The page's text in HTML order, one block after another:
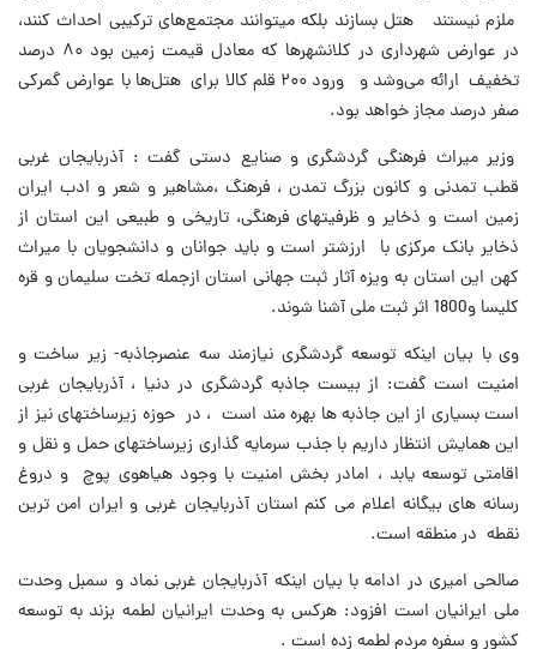
ملزم نیستند هتل بسازند بلکه میتوانند مجتمع‌های ترکیبی احداث کنند،
در عوارض شهرداری در کلانشهر‌ها که معادل قیمت زمین بود ۸۰ درصد
تخفیف ارائه می‌وشد و ورود ۲۰۰ قلم کالا برای هتل‌ها با عوارض گمرکی
صفر درصد مجاز خواهد بود.
وزیر میراث فرهنگی گردشگری و صنایع دستی گفت : آذربایجان غربی
قطب تمدنی و کانون بزرگ تمدن ، فرهنگ ،مشاهیر و شعر و ادب ایران
زمین است و ذخایر و ظرفیتهای فرهنگی، تاریخی و طبیعی این استان از
ذخایر بانک مرکزی با ارزشتر است و باید جوانان و دانشجویان با میراث
کهن این استان به ویزه آثار ثبت جهانی استان ازجمله تخت سلیمان و قره
کلیسا و1800 اثر ثبت ملی آشنا شوند.
وی با بیان اینکه توسعه گردشگری نیازمند سه عنصرجاذبه- زیر ساخت و
امنیت است گفت: از بیست جاذبه گردشگری در دنیا ، آذربایجان غربی
است بسیاری از این جاذبه ها بهره مند است ، در حوزه زیرساختهای نیز از
این همایش انتظار داریم با جذب سرمایه گذاری زیرساختهای حمل و نقل و
اقامتی توسعه یابد ، امادر بخش امنیت با وجود هیاهوی پوچ و دروغ
رسانه های بیگانه اعلام می کنم استان آذربایجان غربی و ایران امن ترین
نقطه در منطقه است.
صالحی امیری در ادامه با بیان اینکه آذربایجان غربی نماد و سمبل وحدت
ملی ایرانیان است افزود: هرکس به وحدت ایرانیان لطمه بزند به توسعه
کشور و سفره مردم لطمه زده است .